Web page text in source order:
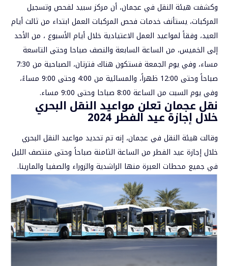
وكشفت هيئة النقل في عجمان، أن مركز سبيد لفحص وتسجيل
المركبات، يستأنف خدمات فحص المركبات العمل ابتداء من ثالث أيام
العيد، وفقاً لمواعيد العمل الاعتيادية خلال أيام الأسبوع ، من الأحد
إلى الخميس، من الساعة السابعة والنصف صباحا وحتى التاسعة
مساء، وفي يوم الجمعة فستكون هناك فترتان، الصباحية من 7:30
صباحاً وحتى 12:00 ظهراً، والمسائية من 4:00 وحتى 9:00 مساءً،
وفي يوم السبت من الساعة 8:00 صباحا وحتى 9:00 مساء.
نقل عجمان تعلن مواعيد النقل البحري
خلال إجازة عيد الفطر 2024
وقالت هيئة النقل في عجمان، إنه تم تحديد مواعيد النقل البحري
خلال إجازة عيد الفطر من الساعة الثامنة صباحاً وحتى منتصف الليل
في جميع محطات العبرة منها الراشدية والزوراء والصفيا والمارينا.